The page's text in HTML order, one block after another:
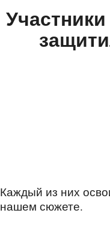
Каждый из них
нашем сюжете.